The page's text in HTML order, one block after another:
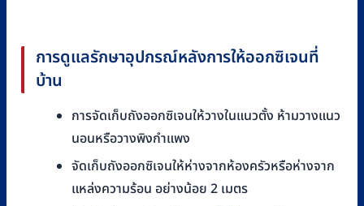
การดูแลรักษาอุปกรณ์หลังการให้ออกซิเจนที่
บ้าน
การจัดเก็บถังออกซิเจนให้วางในแนวตั้ง ห้ามวางแนว
นอนหรือวางพิงกำแพง
จัดเก็บถังออกซิเจนให้ห่างจากห้องครัวหรือห่างจาก
แหล่งความร้อน อย่างน้อย 2 เมตร